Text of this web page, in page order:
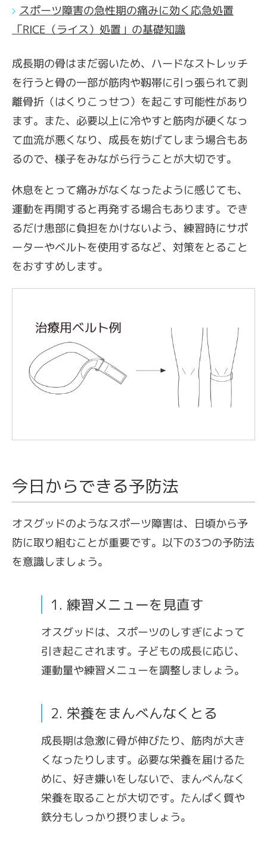
スポーツ障害の急性期の痛みに効く応急処置
「RICE（ライス）処置」の基礎知識
成長期の骨はまだ弱いため、ハードなストレッチ
を行うと骨の一部が筋肉や靱帯に引っ張られて剥
離骨折（はくりこっせつ）を起こす可能性があり
ます。また、必要以上に冷やすと筋肉が硬くなっ
て血流が悪くなり、成長を妨げてしまう場合もあ
るので、様子をみながら行うことが大切です。
休息をとって痛みがなくなったように感じても、
運動を再開すると再発する場合もあります。でき
るだけ患部に負担をかけないよう、練習時にサポ
ーターやベルトを使用するなど、対策をとること
をおすすめします。
今日からできる予防法
オスグッドのようなスポーツ障害は、日頃から予
防に取り組むことが重要です。以下の3つの予防法
を意識しましょう。
1. 練習メニューを見直す
オスグッドは、スポーツのしすぎによって
引き起こされます。子どもの成長に応じ、
運動量や練習メニューを調整しましょう。
2. 栄養をまんべんなくとる
成長期は急激に骨が伸びたり、筋肉が大き
くなったりします。必要な栄養を届けるた
めに、好き嫌いをしないで、まんべんなく
栄養を取ることが大切です。たんぱく質や
鉄分もしっかり摂りましょう。